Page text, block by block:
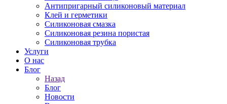
Антипригарный силиконовый материал
Клей и герметики
Силиконовая смазка
Силиконовая резина пористая
Силиконовая трубка
Услуги
О нас
Блог
Назад
Блог
Новости